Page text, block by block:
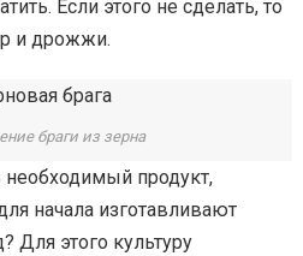
Если этого не сделать, то
и дрожжи.
браги из зерна
необходимый продукт,
начала изготавливают
Для этого культуру